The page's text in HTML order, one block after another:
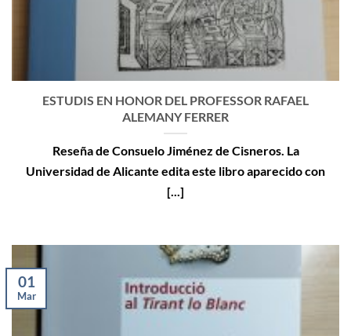
ESTUDIS EN HONOR DEL PROFESSOR RAFAEL
ALEMANY FERRER
Reseña de Consuelo Jiménez de Cisneros. La
Universidad de Alicante edita este libro aparecido con
[...]
01
Mar